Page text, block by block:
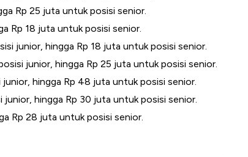
Rp 25 juta untuk posisi senior.
Rp 18 juta untuk posisi senior.
junior, hingga Rp 18 juta untuk posisi senior.
junior, hingga Rp 25 juta untuk posisi senior.
hingga Rp 48 juta untuk posisi senior.
hingga Rp 30 juta untuk posisi senior.
Rp 28 juta untuk posisi senior.